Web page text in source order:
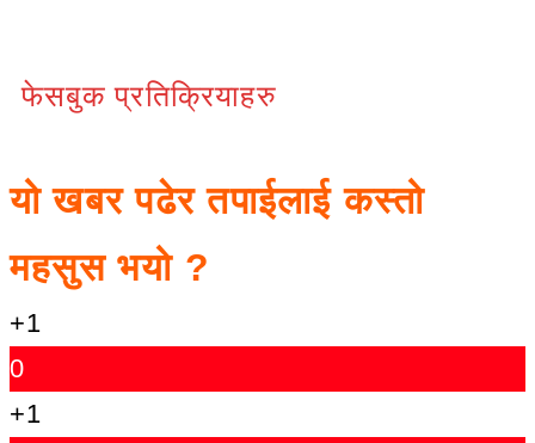
फेसबुक प्रतिक्रियाहरु
यो खबर पढेर तपाईलाई कस्तो
महसुस भयो ?
+1
0
+1